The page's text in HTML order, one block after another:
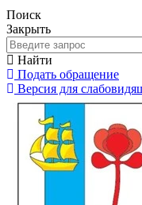
Поиск
Закрыть
Найти
Подать обращение
Версия для